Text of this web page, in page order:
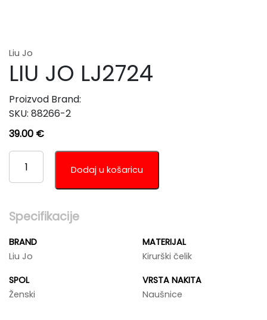
Liu Jo
LIU JO LJ2724
SKU: 88266-2
Proizvod Brand:
39.00 €
LIU
LJ2724
Dodaj u košaricu
Specifikacije
BRAND
Liu Jo
MATERIJAL
Kirurški čelik
SPOL
Ženski
VRSTA NAKITA
Naušnice